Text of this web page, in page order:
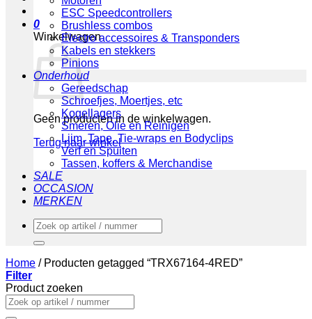
0
Winkelwagen
Geen producten in de winkelwagen.
Terug naar winkel
ESC Speedcontrollers
Brushless combos
Electro accessoires & Transponders
Kabels en stekkers
Pinions
Onderhoud
Gereedschap
Schroefjes, Moertjes, etc
Kogellagers
Smeren, Olie en Reinigen
Lijm, Tape, Tie-wraps en Bodyclips
Verf en Spuiten
Tassen, koffers & Merchandise
SALE
OCCASION
MERKEN
Zoeken
naar:
Home /Producten getagged “TRX67164-4RED”
Filter
Product zoeken
Zoeken
naar: